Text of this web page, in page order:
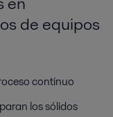
de equipos
continuo
los sólidos